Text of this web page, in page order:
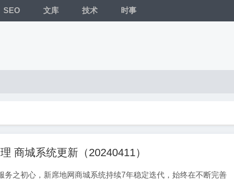
SEO 文库 技术 时事
商城系统更新（20240411）
务之初心，新席地网商城系统持续7年稳定迭代，始终在不断完善